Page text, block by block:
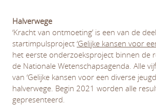
Halverwege
‘Kracht van ontmoeting’ is een van de
startimpulsproject ‘Gelijke kansen voor
het eerste onderzoeksproject binnen de
de Nationale Wetenschapsagenda. Alle
van ‘Gelijke kansen voor een diverse
halverwege. Begin 2021 worden alle
gepresenteerd.